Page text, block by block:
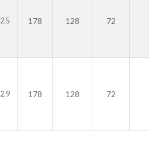
178 128 72
178 128 72